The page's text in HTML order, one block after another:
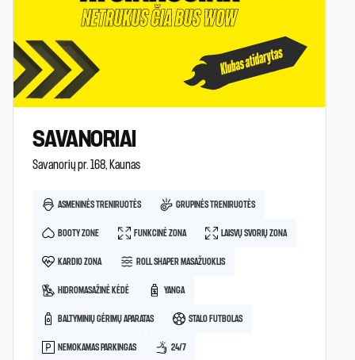
SAVANORIAI
Savanorių pr. 168, Kaunas
ASMENINĖS TRENIRUOTĖS GRUPINĖS TRENIRUOTĖS
BOOTY ZONE FUNKCINĖ ZONA LAISVŲ SVORIŲ ZONA
KARDIO ZONA ROLL SHAPER MASAŽUOKLIS
HIDROMASAŽINĖ KĖDĖ YANGA
BALTYMINIŲ GĖRIMŲ APARATAS STALO FUTBOLAS
NEMOKAMAS PARKINGAS 24/7